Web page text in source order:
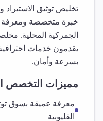
تخليص توثيق الاستيراد
خبرة متخصصة ومعرفة
الجمركية المحلية.
يقدمون خدمات
بسرعة وأمان.
مميزات التخصص
معرفة عميقة بسوق
القليوبية